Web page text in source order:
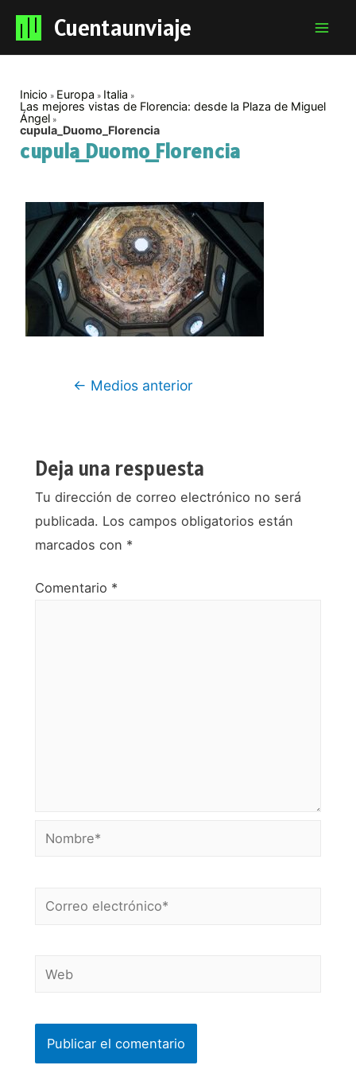
Cuentaunviaje
Inicio Europa
Italia
Las mejores vistas de Florencia: desde la Plaza de Miguel
Ángel
cupula_Duomo_Florencia
cupula_Duomo_Florencia
Navegación
← Medios anterior
Deja una respuesta
Tu dirección de correo electrónico no será
publicada. Los campos obligatorios están
marcados con *
Comentario *
Nombre*
Correo
Web